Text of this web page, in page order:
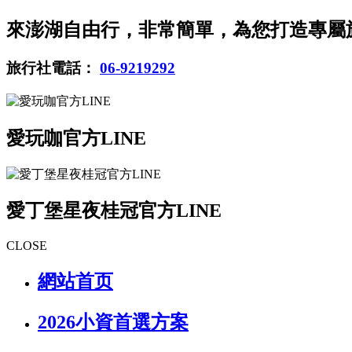
來澎湖自由行，非常簡單，為您打造專屬
旅行社電話： 06-9219292
愛玩咖官方LINE
愛丁堡星夜桂冠官方LINE
CLOSE
網站首页
2026小資首選方案